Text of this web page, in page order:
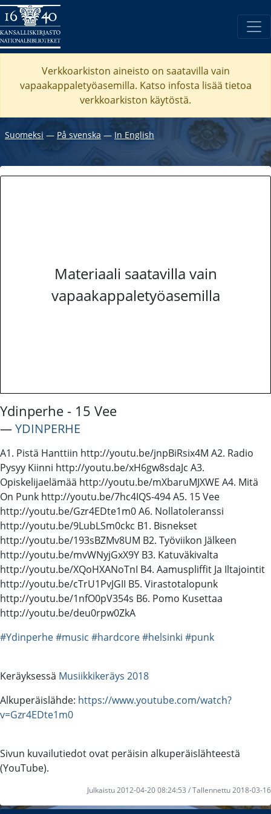
Verkkoarkiston aineisto on saatavilla vain
vapaakappaletyöasemilla. Katso infosta lisää tietoa
verkkoarkiston käytöstä.
Suomeksi ― På svenska ― In English
Materiaali saatavilla vain
vapaakappaletyöasemilla
Ydinperhe - 15 Vee
―YDINPERHE
A1. Pistä Hanttiin http://youtu.be/jnpBiRsix4M A2. Radio
Pysyy Kiinni http://youtu.be/xH6gw8sdaJc A3.
Opiskelijaelämää http://youtu.be/mXbaruMJXWE A4. Mitä
On Punk http://youtu.be/7hc4IQS-494 A5. 15 Vee
http://youtu.be/Gzr4EDte1m0 A6. Nollatoleranssi
http://youtu.be/9LubLSm0ckc B1. Bisnekset
http://youtu.be/193sBZMv8UM B2. Työviikon Jälkeen
http://youtu.be/mvWNyjGxX9Y B3. Katuväkivalta
http://youtu.be/XQoHXANoTnI B4. Aamuspliffit Ja Iltajointit
http://youtu.be/cTrU1PvJGII B5. Virastotalopunk
http://youtu.be/1nfO0pV354s B6. Pomo Kusettaa
http://youtu.be/deu0rpw0ZkA
#Ydinperhe#music #hardcore#helsinki #punk
Keräyksessä Musiikkikeräys 2018
Alkuperäislähde: https://www.youtube.com/watch?
v=Gzr4EDte1m0
Sivun kuvailutiedot ovat peräisin alkuperäislähteestä
(YouTube).
Julkaistu 2012-04-20 08:24:53 / Tallennettu 2018-03-16